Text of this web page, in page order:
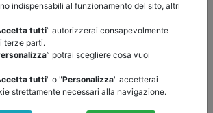
EVENTI
indispensabili al funzionamento del sito, altri
tutti” autorizzerai consapevolmente
terze parti.
” potrai scegliere cosa vuoi
tutti" o "Personalizza" accetterai
strettamente necessari alla navigazione.